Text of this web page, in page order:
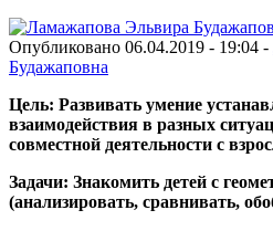
Опубликовано 06.04.2019 - 19:04 -
Будажаповна
Цель: Развивать умение
взаимодействия в разных
совместной деятельности с
Задачи: Знакомить детей с
(анализировать,